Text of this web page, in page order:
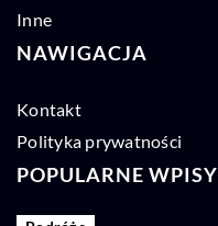
Inne
NAWIGACJA
Kontakt
Polityka prywatności
POPULARNE WPISY